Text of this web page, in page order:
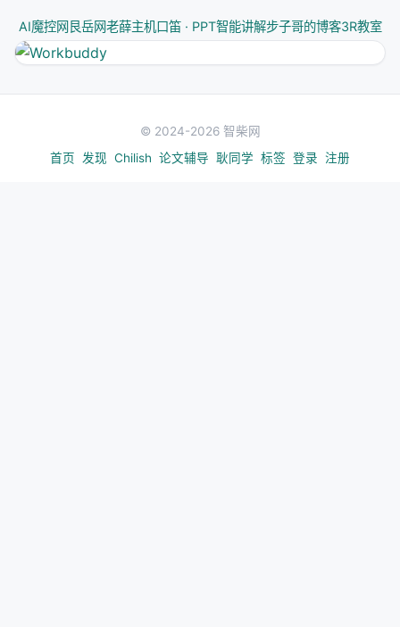
AI魔控网 艮岳网老薛主机口笛 · PPT智能讲解步子哥的博客3R教室
© 2024-2026 智柴网
首页
发现 Chilish 论文辅导 耿同学 标签 登录 注册